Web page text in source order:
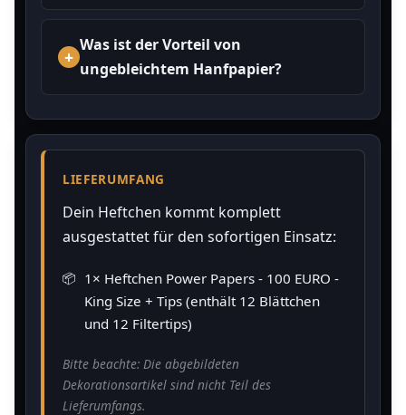
Was ist der Vorteil von
ungebleichtem Hanfpapier?
LIEFERUMFANG
Dein Heftchen kommt komplett
ausgestattet für den sofortigen Einsatz:
1× Heftchen Power Papers - 100 EURO -
King Size + Tips (enthält 12 Blättchen
und 12 Filtertips)
Bitte beachte: Die abgebildeten
Dekorationsartikel sind nicht Teil des
Lieferumfangs.